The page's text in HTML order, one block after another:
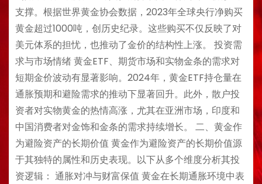
支撑。根据世界黄金协会数据，2023年全球央行净购买
黄金超过1000吨，创历史纪录。这些购买不仅反映了对
美元体系的担忧，也推动了金价的结构性上涨。 投资需
求与市场情绪 黄金ETF、期货市场和实物金条的需求对
短期金价波动有显著影响。2024年，黄金ETF持仓量在
通胀预期和避险需求的推动下显著回升。此外，散户投
资者对实物黄金的热情高涨，尤其在亚洲市场，印度和
中国消费者对金饰和金条的需求持续增长。 二、黄金作
为避险资产的长期价值 黄金作为避险资产的长期价值源
于其独特的属性和历史表现。以下从多个维度分析其投
资逻辑： 通胀对冲与财富保值 黄金在长期通胀环境中表